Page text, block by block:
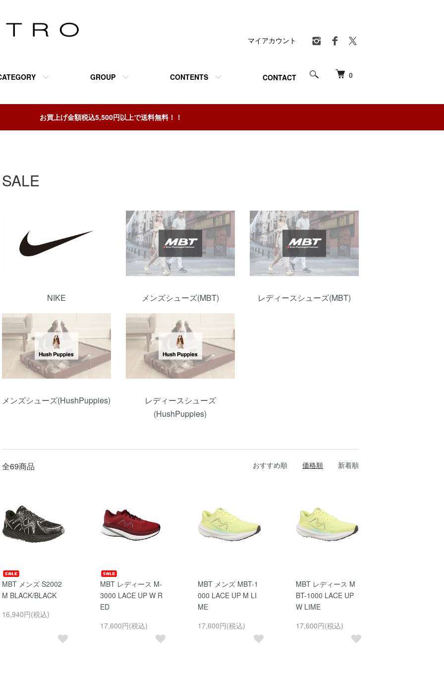
0
GROUP CONTENTS CONTACT
マイアカウント
お買上げ金額税込5,500円以上で送料無料！！
SALE
NIKE メンズシューズ(MBT) レディースシューズ(MBT)
メンズシューズ(HushPuppies)
レディースシューズ
(HushPuppies)
全69商品 おすすめ順 価格順 新着順
MBT メンズ S2002
M BLACK/BLACK
16,940円(税込)
MBT レディース M-
3000 LACE UP W R
ED
17,600円(税込)
MBT メンズ MBT-1
000 LACE UP M LI
ME
17,600円(税込)
MBT レディース M
BT-1000 LACE UP
W LIME
17,600円(税込)